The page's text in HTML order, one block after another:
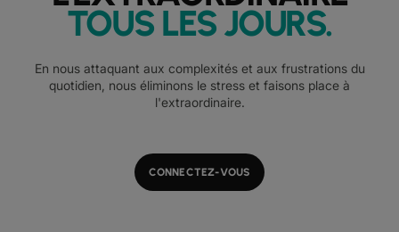
TOUS LES JOURS.
En nous attaquant aux complexités et aux frustrations du
quotidien, nous éliminons le stress et faisons place à
l'extraordinaire.
CONNECTEZ-VOUS